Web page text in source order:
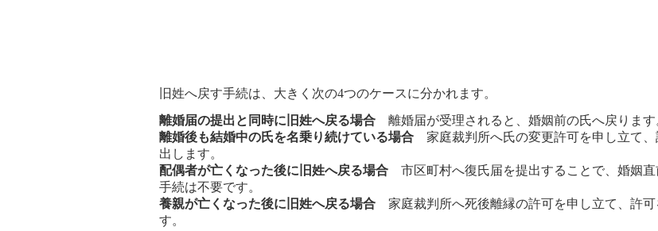
旧姓へ戻す手続は、大きく次の4つのケースに分かれます。
離婚届の提出と同時に旧姓へ戻る場合 離婚届が受理されると、婚姻前の氏へ戻ります
離婚後も結婚中の氏を名乗り続けている場合 家庭裁判所へ氏の変更許可を申し立て
出します。
配偶者が亡くなった後に旧姓へ戻る場合 市区町村へ復氏届を提出することで、婚姻
手続は不要です。
養親が亡くなった後に旧姓へ戻る場合 家庭裁判所へ死後離縁の許可を申し立て、許
す。